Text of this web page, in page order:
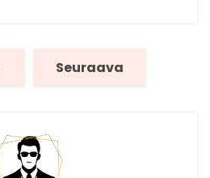
Seuraava